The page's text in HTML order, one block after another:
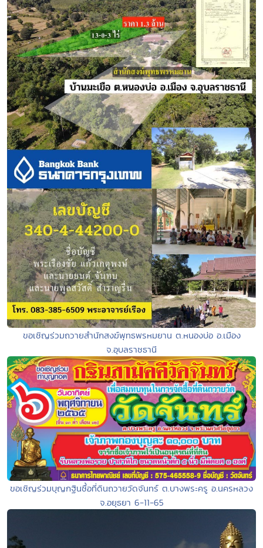
ขอเชิญร่วมถวายสำนักสงฆ์พุทธพรหมยาน ต.หนองบ่อ อ.เมือง
จ.อุบลราชธานี
ขอเชิญร่วมบุญกฐินซื้อที่ดินถวายวัดจันทร์ ต.บางพระครู อ.นครหลวง
จ.อยุธยา 6-11-65